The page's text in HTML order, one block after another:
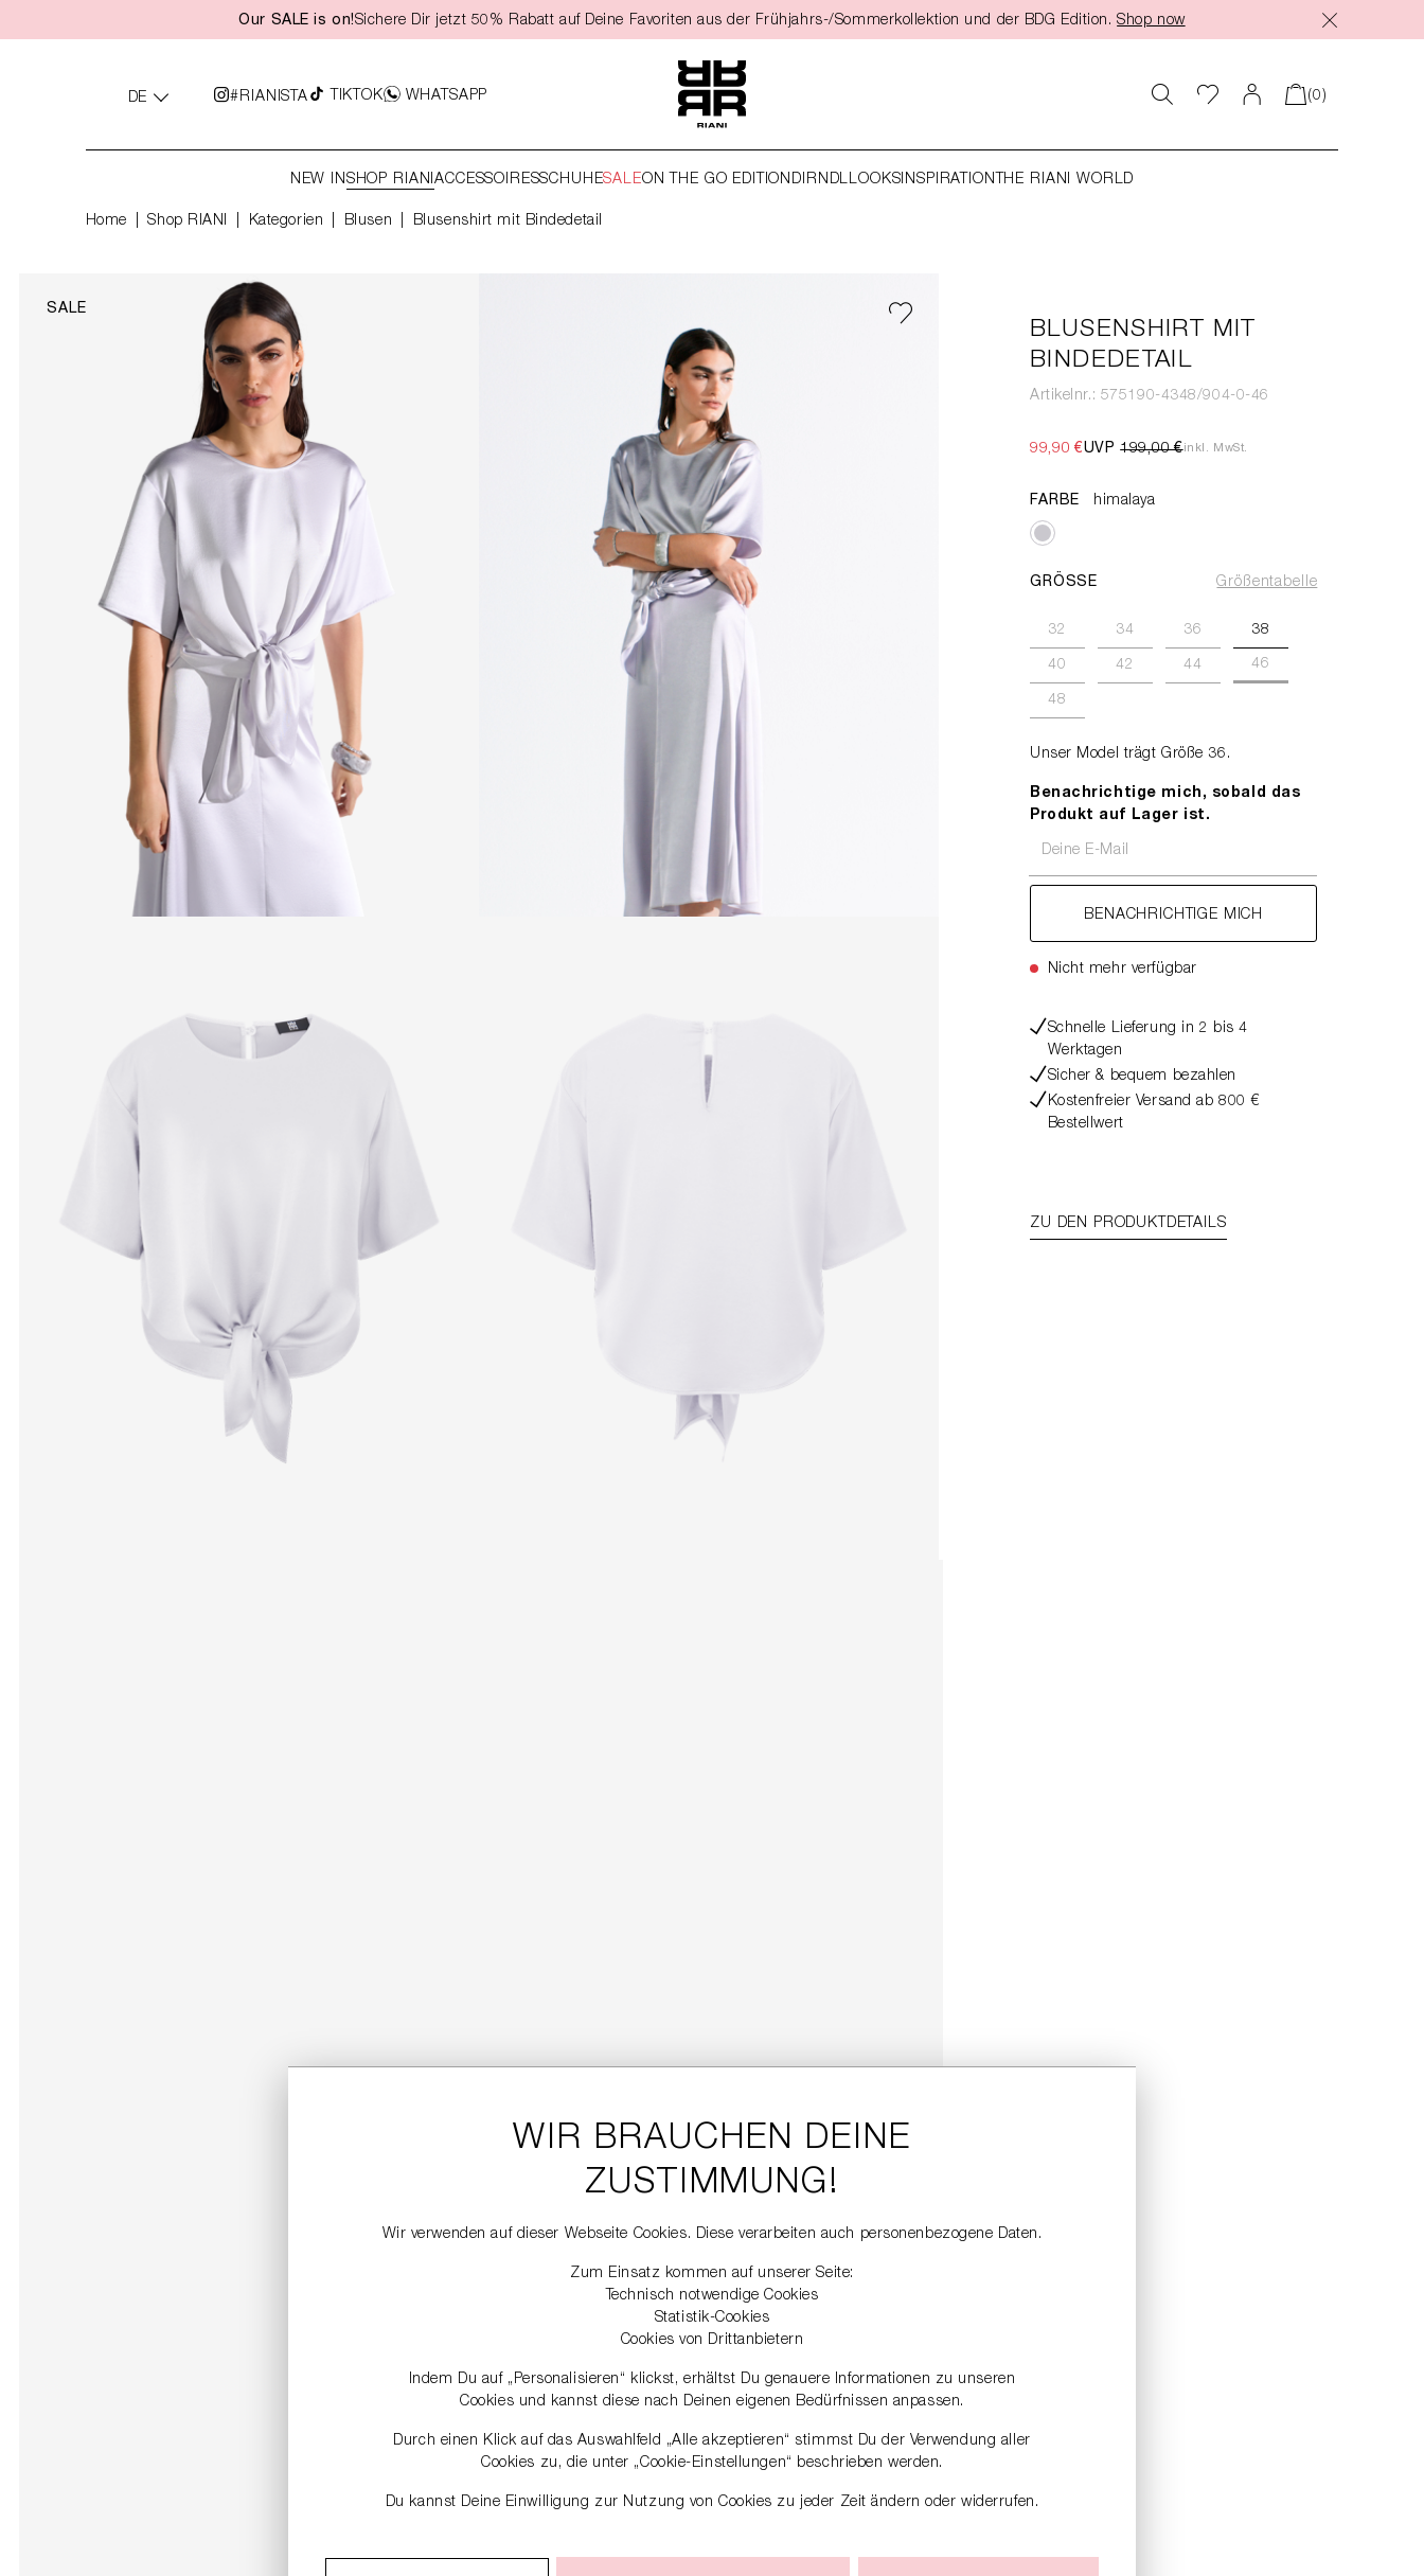
Zur Hauptnavigation springen
Our SALE is on!Sichere Dir jetzt 50% Rabatt auf Deine Favoriten aus der Frühjahrs-/Sommerkollektion und der BDG Edition. Shop now
DE #RIANISTA TIKTOK WHATSAPP (0)
NEW INSHOP RIANIACCESSOIRESSCHUHESALEON THE GO EDITION DIRNDLLOOKSINSPIRATION THE RIANI WORLD
Home Shop RIANI Kategorien Blusen Blusenshirt mit Bindedetail
SALE
BLUSENSHIRT MIT
BINDEDETAIL
Artikelnr.: 575190-4348/904-0-46
99,90 €UVP199,00 €inkl. MwSt.
FARBE himalaya
GRÖSSE Größentabelle
32 34 36 38
40 42 44 46
48
Unser Model trägt Größe 36.
Benachrichtige mich, sobald das
Produkt auf Lager ist.
BENACHRICHTIGE MICH
Nicht mehr verfügbar
Schnelle Lieferung in 2 bis 4
Werktagen
Sicher & bequem bezahlen
Kostenfreier Versand ab 800 €
Bestellwert
ZU DEN PRODUKTDETAILS
WIR BRAUCHEN DEINE
ZUSTIMMUNG!
Wir verwenden auf dieser Webseite Cookies. Diese verarbeiten auch personenbezogene Daten.
Zum Einsatz kommen auf unserer Seite:
Technisch notwendige Cookies
Statistik-Cookies
Cookies von Drittanbietern
Indem Du auf „Personalisieren“ klickst, erhältst Du genauere Informationen zu unseren
Cookies und kannst diese nach Deinen eigenen Bedürfnissen anpassen.
Durch einen Klick auf das Auswahlfeld „Alle akzeptieren“ stimmst Du der Verwendung aller
Cookies zu, die unter „Cookie-Einstellungen“ beschrieben werden.
Du kannst Deine Einwilligung zur Nutzung von Cookies zu jeder Zeit ändern oder widerrufen.